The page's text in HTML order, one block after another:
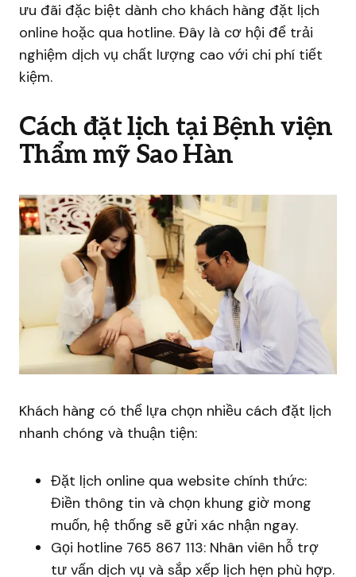
ưu đãi đặc biệt dành cho khách hàng đặt lịch
online hoặc qua hotline. Đây là cơ hội để trải
nghiệm dịch vụ chất lượng cao với chi phí tiết
kiệm.
Cách đặt lịch tại Bệnh viện
Thẩm mỹ Sao Hàn
Khách hàng có thể lựa chọn nhiều cách đặt lịch
nhanh chóng và thuận tiện:
Đặt lịch online qua website chính thức:
Điền thông tin và chọn khung giờ mong
muốn, hệ thống sẽ gửi xác nhận ngay.
Gọi hotline 765 867 113: Nhân viên hỗ trợ
tư vấn dịch vụ và sắp xếp lịch hẹn phù hợp.